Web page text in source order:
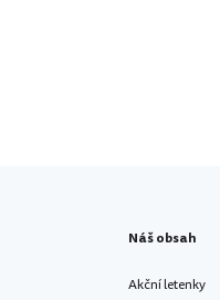
Náš obsah
Akční letenky